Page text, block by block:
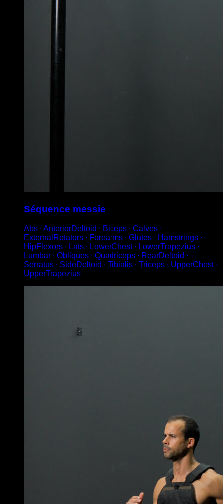
Séquence messie
Abs ∙ AnteriorDeltoid ∙ Biceps ∙ Calves ∙
ExternalRotators ∙ Forearms ∙ Glutes ∙ Hamstrings ∙
HipFlexors ∙ Lats ∙ LowerChest ∙ LowerTrapezius ∙
Lumbar ∙ Obliques ∙ Quadriceps ∙ RearDeltoid ∙
Serratus ∙ SideDeltoid ∙ Tibialis ∙ Triceps ∙ UpperChest ∙
UpperTrapezius